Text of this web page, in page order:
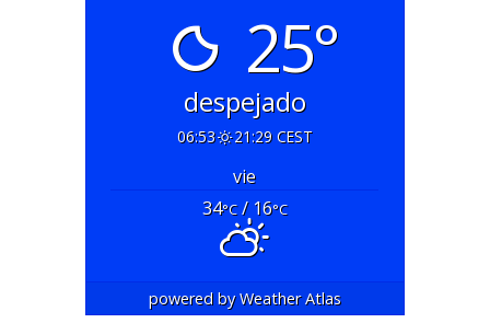
25°
despejado
06:53 21:29 CEST
vie
34°C/ 16°C
powered byWeather Atlas